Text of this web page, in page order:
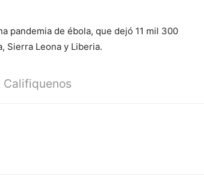
pandemia de ébola, que dejó 11 mil 300
Sierra Leona y Liberia.
Califiquenos